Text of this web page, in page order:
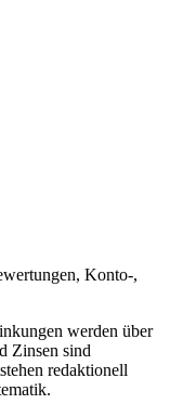
Konto-,
werden über
Zinsen sind
redaktionell